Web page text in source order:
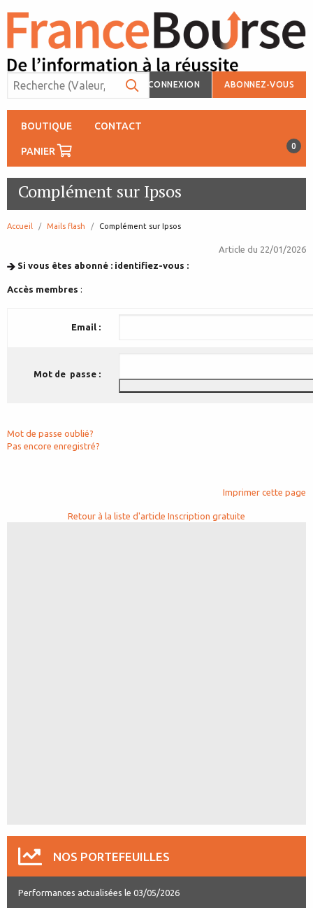
CONNEXION ABONNEZ-VOUS
BOUTIQUE CONTACT
PANIER 0
Complément sur Ipsos
Accueil Mails flash page:
Complément sur Ipsos
Article du 22/01/2026
Si vous êtes abonné : identifiez-vous :
Accès membres :
Email :
Mot de passe :
Mot de passe oublié?
Pas encore enregistré?
Imprimer cette page
Retour à la liste d'article Inscription gratuite
NOS PORTEFEUILLES
Performances actualisées le 03/05/2026